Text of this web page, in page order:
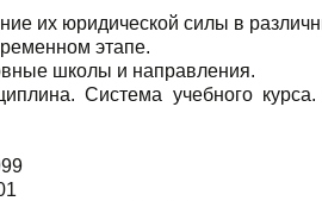
их юридической силы в
этапе.
школы и направления.
Система учебного